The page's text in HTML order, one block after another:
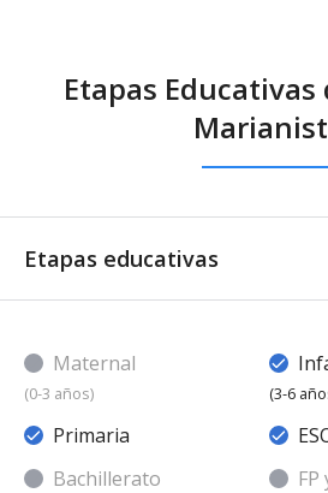
Etapas Educativas
Etapas educativas
Maternal
(0-3 años) (3-6
Primaria
Bachillerato